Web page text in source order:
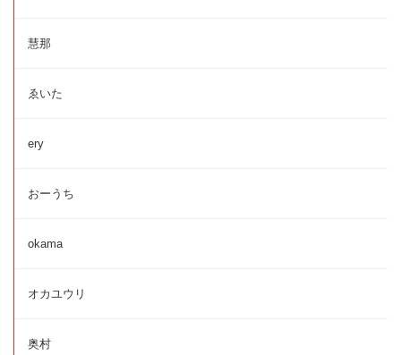
慧那
ゑいた
ery
おーうち
okama
オカユウリ
奥村